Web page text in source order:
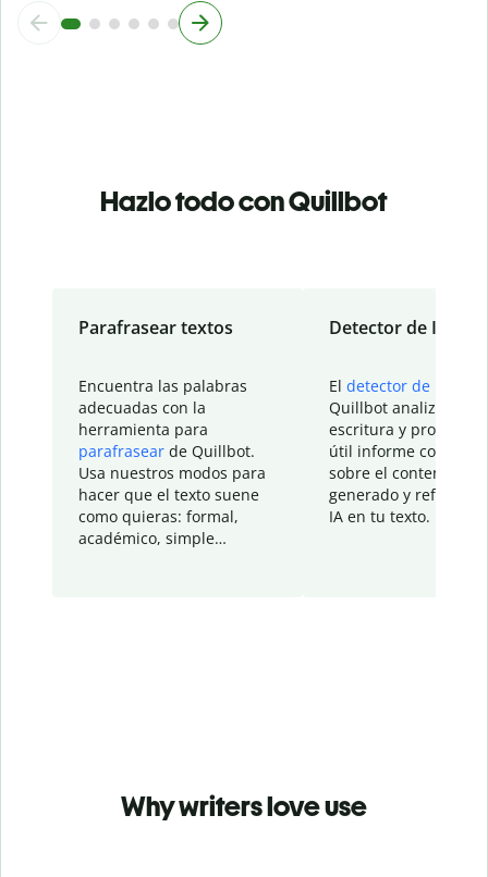
Hazlo todo con Quillbot
Parafrasear textos
Encuentra las palabras
adecuadas con la
herramienta para
parafrasear de Quillbot.
Usa nuestros modos para
hacer que el texto suene
como quieras: formal,
académico, simple…
Detector de IA
El detector de IA
Quillbot analiza tu
escritura y
útil informe con
sobre el contenido
generado y refinado
IA en tu texto.
Why writers love use